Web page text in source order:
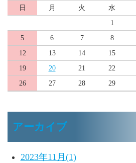
日 月 火 水
1
5
6 7 8
12
13 14 15
19
20 21 22
26
27 28 29
アーカイブ
2023年11月(1)